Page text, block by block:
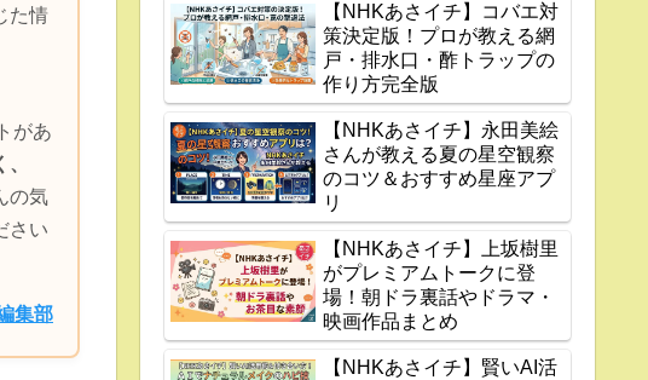
た情
があ
の気
さい
集部
【NHKあさイチ】コバエ対
策決定版！プロが教える網
戸・排水口・酢トラップの
作り方完全版
【NHKあさイチ】永田美絵
さんが教える夏の星空観察
のコツ＆おすすめ星座アプ
リ
【NHKあさイチ】上坂樹里
がプレミアムトークに登
場！朝ドラ裏話やドラマ・
映画作品まとめ
【NHKあさイチ】賢いAI活